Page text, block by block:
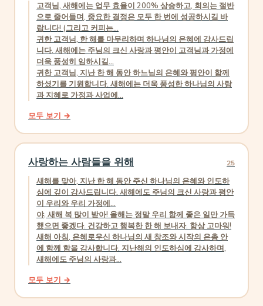
고객님, 새해에는 업무 효율이 200% 상승하고, 회의는 절반
으로 줄어들며, 중요한 결정은 모두 한 번에 성공하시길 바
랍니다! (그리고 커피는...
귀한 고객님, 한 해를 마무리하며 하나님의 은혜에 감사드립
니다. 새해에는 주님의 크신 사랑과 평안이 고객님과 가정에
더욱 풍성히 임하시길...
귀한 고객님, 지난 한 해 동안 하느님의 은혜와 평안이 함께
하셨기를 기원합니다. 새해에는 더욱 풍성한 하나님의 사랑
과 지혜로 가정과 사업에...
모두 보기 →
사랑하는 사람들을 위해 25
새해를 맞아, 지난 한 해 동안 주신 하나님의 은혜와 인도하
심에 깊이 감사드립니다. 새해에도 주님의 크신 사랑과 평안
이 우리와 우리 가정에...
야, 새해 복 많이 받아! 올해는 정말 우리 함께 좋은 일만 가득
했으면 좋겠다. 건강하고 행복한 한 해 보내자. 항상 고마워!
새해 아침, 은혜로우신 하나님의 새 창조와 시작의 은총 안
에 함께 함을 감사합니다. 지난해의 인도하심에 감사하며,
새해에도 주님의 사랑과...
모두 보기 →